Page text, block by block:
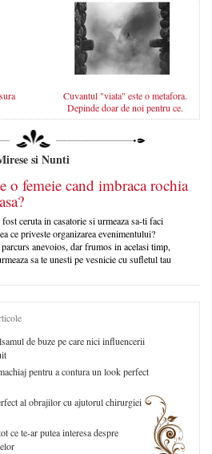
Cuvantul "viata" este o metafora.
Depinde doar de noi pentru ce.
si Nunti
o femeie cand imbraca rochia
fost ceruta in casatorie si urmeaza sa-ti faci
ce priveste organizarea evenimentului?
anevoios, dar frumos in acelasi timp,
sa te unesti pe vesnicie cu sufletul tau
de buze pe care nici influencerii
pentru a contura un look perfect
al obrajilor cu ajutorul chirurgiei
ce te-ar putea interesa despre